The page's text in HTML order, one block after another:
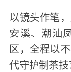
以镜头作笔
安溪、潮汕
区，全程以
代守护制茶技